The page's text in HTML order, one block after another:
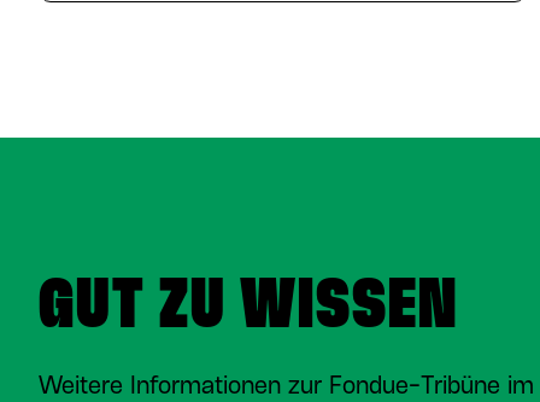
GUT ZU WISSEN
Weitere Informationen zur Fondue-Tribüne im